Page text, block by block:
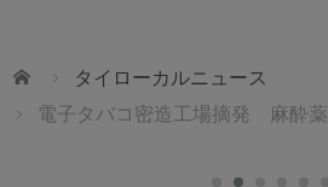
ホーム
タイローカルニュース
電子タバコ密造工場摘発 麻酔